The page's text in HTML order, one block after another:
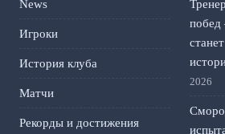
News
Игроки
История клуба
Матчи
Рекорды и достижения
2026